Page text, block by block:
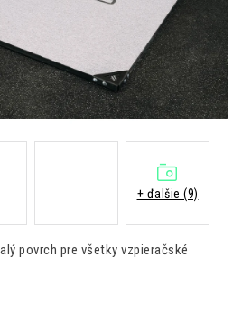
Hodnotenie obchodu
povrch pre všetky vzpieračské
+ ďalšie (9)